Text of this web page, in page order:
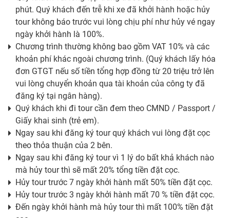
phút. Quý khách đến trễ khi xe đã khởi hành hoặc hủy
tour không báo trước vui lòng chịu phí như hủy vé ngay
ngày khởi hành là 100%.
Chương trình thường không bao gồm VAT 10% và các
khoản phí khác ngoài chương trình. (Quý khách lấy hóa
đơn GTGT nếu số tiền tổng hợp đồng từ 20 triệu trở lên
vui lòng chuyển khoản qua tài khoản của công ty đã
đăng ký tại ngân hàng).
Quý khách khi đi tour cần đem theo CMND / Passport /
Giấy khai sinh (trẻ em).
Ngay sau khi đăng ký tour quý khách vui lòng đặt cọc
theo thỏa thuận của 2 bên.
Ngay sau khi đăng ký tour vì 1 lý do bất khả khách nào
mà hủy tour thì sẽ mất 20% tổng tiền đặt cọc.
Hủy tour trước 7 ngày khởi hành mất 50% tiền đặt cọc.
Hủy tour trước 3 ngày khởi hành mất 70 % tiền đặt cọc.
Đến ngày khởi hành mà hủy tour thì mất 100% tiền đặt